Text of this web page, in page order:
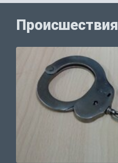
Происшествия